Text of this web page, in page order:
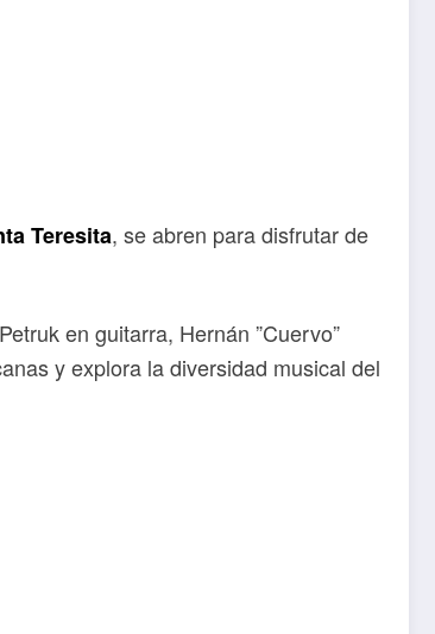
Teresita, se abren para disfrutar de
en guitarra, Hernán ”Cuervo”
y explora la diversidad musical del